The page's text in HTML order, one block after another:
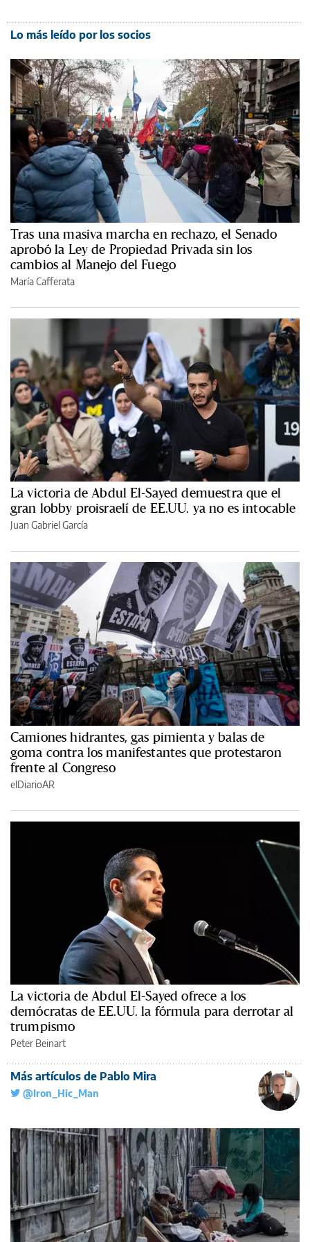
Lo más leído por los socios
Tras una masiva marcha en rechazo, el Senado
aprobó la Ley de Propiedad Privada sin los
cambios al Manejo del Fuego
María Cafferata
La victoria de Abdul El-Sayed demuestra que el
gran lobby proisraelí de EE.UU. ya no es intocable
Juan Gabriel García
Camiones hidrantes, gas pimienta y balas de
goma contra los manifestantes que protestaron
frente al Congreso
elDiarioAR
La victoria de Abdul El-Sayed ofrece a los
demócratas de EE.UU. la fórmula para derrotar al
trumpismo
Peter Beinart
Más artículos de Pablo Mira
@Iron_Hic_Man